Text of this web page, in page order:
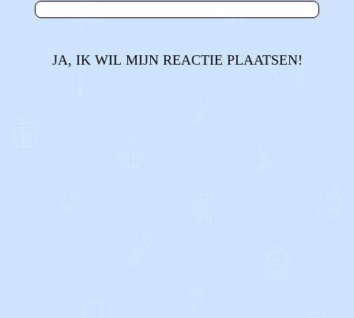
JA, IK WIL MIJN REACTIE PLAATSEN!